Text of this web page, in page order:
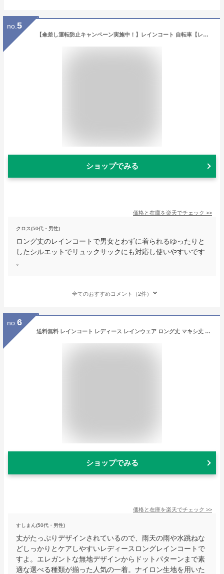
no. 5
【傘差し運転防止キャンペーン実施中！】レインコート 自転車【レビュー後シューズカバーあり】レインコート リュック レディース メンズ カッパ 自転車 通学 レインポンチョ かっぱ 自転車用 カッパ 自転車用レインコート バイク リュック対応 リュック 《raincoat12》
ショップでみる
価格と在庫を楽天でチェック >>
クロス(50代・男性)
ロング丈のレインコートで男女とわずに着られるゆったりと
したシルエットでリュックサックにも対応し使いやすいです
。
全てのおすすめコメント（2件）
no. 6
送料無料 レインコート レディース レインウェア ロング丈 マキシ丈 収納ポーチ おしゃれ 軽量 防水 雨具 通学 アウトドア 通勤 梅雨 梅雨対策
ショップでみる
価格と在庫を楽天でチェック >>
すしまん(50代・男性)
丈がたっぷりデザインされているので、雨天の雨や水跳ねな
どしっかりとケアしやすいレディースロングレインコートで
すよ。エレガントな無地デザインからドットパターンまで素
適な選べる種類が揃った人気の一着。ナイロン生地を用いた